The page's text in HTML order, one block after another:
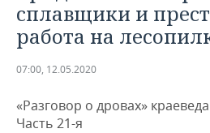
УДМУРТИЯ
НОВОСТИ АНАЛИТИКИ
ДЕКЛАРАЦИИ О ДОХОДАХ
КОРОЛИ ГОСЗАКАЗА ПФО
ЭКОНОМИКА
НОВОСТИ ЭКОНОМИКИ
ФИНАНСЫ
ПРОМЫШЛЕННОСТЬ
НОВОСТИ
ПРОМЫШЛЕННОСТИ
НЕДВИЖИМОСТЬ
сплавщики и
работа на
07:00, 12.05.2020
«Разговор о дровах»
Часть 21-я